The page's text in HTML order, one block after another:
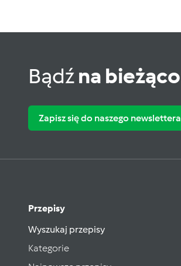
Bądźna bieżąco
Zapisz się do naszego newslettera
Przepisy
Wyszukaj przepisy
Kategorie